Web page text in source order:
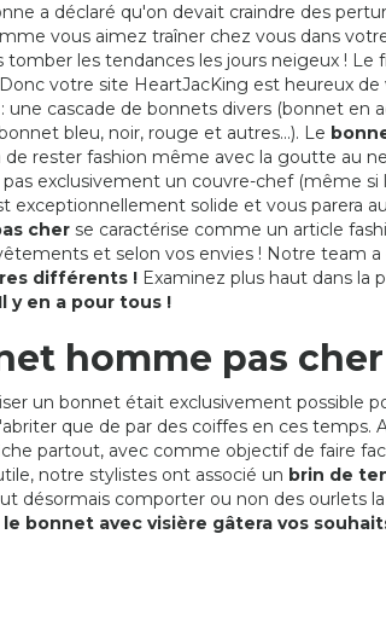
a déclaré qu'on devait craindre des
vous aimez traîner chez vous dans
tomber les tendances les jours neigeux !
votre site HeartJacKing est heureux
une cascade de bonnets divers (bonnet en
bleu, noir, rouge et autres...). Le
rester fashion même avec la goutte au
pas exclusivement un couvre-chef (même si
exceptionnellement solide et vous parera
cher se caractérise comme un article
et selon vos envies ! Notre team
différents ! Examinez plus haut dans la
Il y en a pour tous !
homme pas
un bonnet était exclusivement possible
que de par des coiffes en ces temps.
partout, avec comme objectif de faire
notre stylistes ont associé un brin de
désormais comporter ou non des ourlets
le bonnet avec visière gâtera vos
BONNET TOMBANT
19,90 €